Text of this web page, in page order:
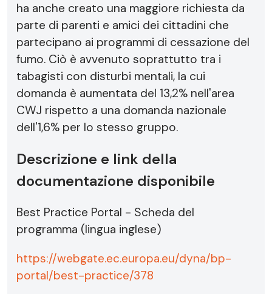
ha anche creato una maggiore richiesta da
parte di parenti e amici dei cittadini che
partecipano ai programmi di cessazione del
fumo. Ciò è avvenuto soprattutto tra i
tabagisti con disturbi mentali, la cui
domanda è aumentata del 13,2% nell'area
CWJ rispetto a una domanda nazionale
dell'1,6% per lo stesso gruppo.
Descrizione e link della
documentazione disponibile
Best Practice Portal - Scheda del
programma (lingua inglese)
https://webgate.ec.europa.eu/dyna/bp-
portal/best-practice/378